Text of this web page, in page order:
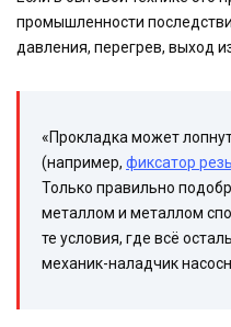
промышленности
давления, перегрев, выход
«Прокладка может
(например, фиксатор
Только правильно
металлом и металлом
те условия, где всё
механик-наладчик